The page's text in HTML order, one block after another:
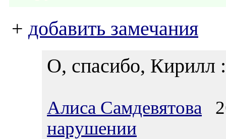
+ добавить замечания
О, спасибо, Кирилл
Алиса Самдевятова
нарушении